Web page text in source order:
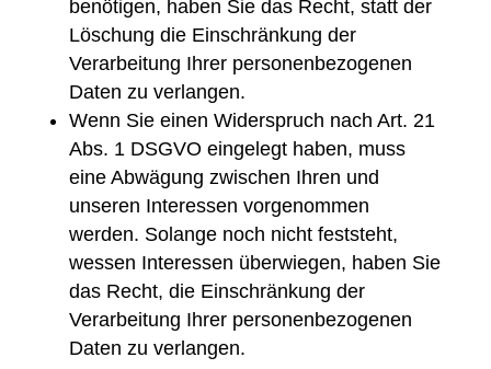
benötigen, haben Sie das Recht, statt der
Löschung die Einschränkung der
Verarbeitung Ihrer personenbezogenen
Daten zu verlangen.
Wenn Sie einen Widerspruch nach Art. 21
Abs. 1 DSGVO eingelegt haben, muss
eine Abwägung zwischen Ihren und
unseren Interessen vorgenommen
werden. Solange noch nicht feststeht,
wessen Interessen überwiegen, haben Sie
das Recht, die Einschränkung der
Verarbeitung Ihrer personenbezogenen
Daten zu verlangen.